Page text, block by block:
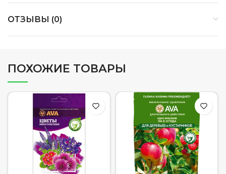
ОТЗЫВЫ (0)
ПОХОЖИЕ ТОВАРЫ